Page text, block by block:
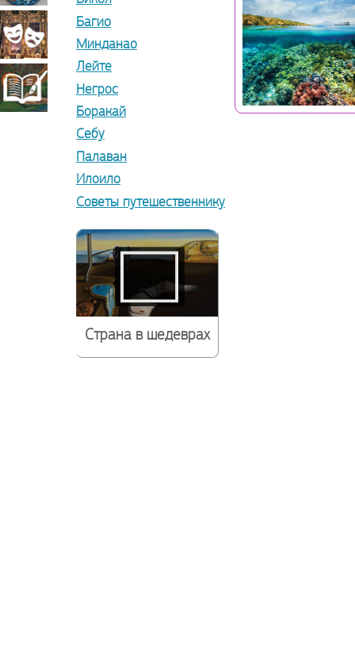
Багио
Минданао
Лейте
Негрос
Боракай
Себу
Палаван
Илоило
Советы путешественнику
Страна в шедеврах
прикладное
декорационное
искусство
Книжная
миниатюра